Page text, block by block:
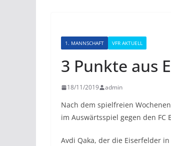
1. MANNSCHAFT VFR AKTUELL
3 Punkte aus
18/11/2019 admin
Nach dem spielfreien
im Auswärtsspiel gegen den FC
Avdi Qaka, der die Eiserfelder